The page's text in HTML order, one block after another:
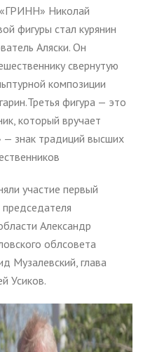
Николай
фигуры стал курянин
Аляски. Он
свернутую
композиции
фигура — это
который вручает
— знак традиций высших
участие первый
председателя
Александр
облсовета
Музалевский, глава
Усиков.